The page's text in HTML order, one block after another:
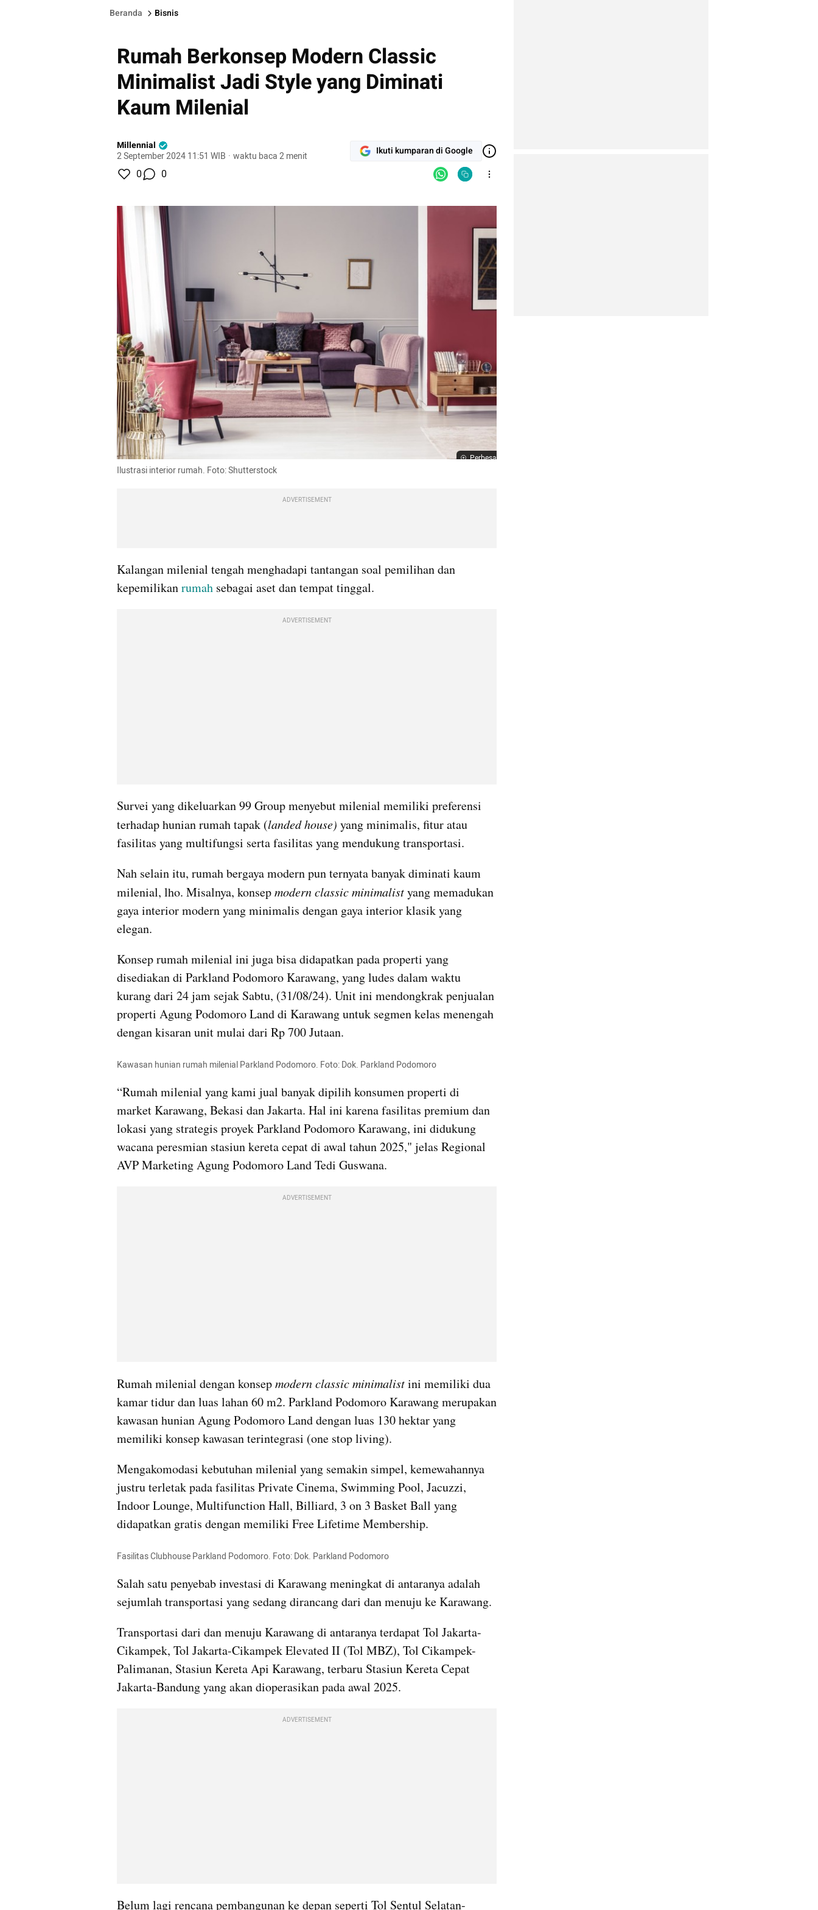
Beranda Bisnis
Rumah Berkonsep Modern Classic
Minimalist Jadi Style yang Diminati
Kaum Milenial
Millennial
2 September 2024 11:51 WIB · waktu baca 2 menit Ikuti kumparan di Google
0 0
Perbesar
Ilustrasi interior rumah. Foto: Shutterstock
ADVERTISEMENT
Kalangan milenial tengah menghadapi tantangan soal pemilihan dan
kepemilikan rumah sebagai aset dan tempat tinggal.
ADVERTISEMENT
Survei yang dikeluarkan 99 Group menyebut milenial memiliki preferensi
terhadap hunian rumah tapak (landed house) yang minimalis, fitur atau
fasilitas yang multifungsi serta fasilitas yang mendukung transportasi.
Nah selain itu, rumah bergaya modern pun ternyata banyak diminati kaum
milenial, lho. Misalnya, konsep modern classic minimalist yang memadukan
gaya interior modern yang minimalis dengan gaya interior klasik yang
elegan.
Konsep rumah milenial ini juga bisa didapatkan pada properti yang
disediakan di Parkland Podomoro Karawang, yang ludes dalam waktu
kurang dari 24 jam sejak Sabtu, (31/08/24). Unit ini mendongkrak penjualan
properti Agung Podomoro Land di Karawang untuk segmen kelas menengah
dengan kisaran unit mulai dari Rp 700 Jutaan.
Kawasan hunian rumah milenial Parkland Podomoro. Foto: Dok. Parkland Podomoro
“Rumah milenial yang kami jual banyak dipilih konsumen properti di
market Karawang, Bekasi dan Jakarta. Hal ini karena fasilitas premium dan
lokasi yang strategis proyek Parkland Podomoro Karawang, ini didukung
wacana peresmian stasiun kereta cepat di awal tahun 2025," jelas Regional
AVP Marketing Agung Podomoro Land Tedi Guswana.
ADVERTISEMENT
Rumah milenial dengan konsep modern classic minimalist ini memiliki dua
kamar tidur dan luas lahan 60 m2. Parkland Podomoro Karawang merupakan
kawasan hunian Agung Podomoro Land dengan luas 130 hektar yang
memiliki konsep kawasan terintegrasi (one stop living).
Mengakomodasi kebutuhan milenial yang semakin simpel, kemewahannya
justru terletak pada fasilitas Private Cinema, Swimming Pool, Jacuzzi,
Indoor Lounge, Multifunction Hall, Billiard, 3 on 3 Basket Ball yang
didapatkan gratis dengan memiliki Free Lifetime Membership.
Fasilitas Clubhouse Parkland Podomoro. Foto: Dok. Parkland Podomoro
Salah satu penyebab investasi di Karawang meningkat di antaranya adalah
sejumlah transportasi yang sedang dirancang dari dan menuju ke Karawang.
Transportasi dari dan menuju Karawang di antaranya terdapat Tol Jakarta-
Cikampek, Tol Jakarta-Cikampek Elevated II (Tol MBZ), Tol Cikampek-
Palimanan, Stasiun Kereta Api Karawang, terbaru Stasiun Kereta Cepat
Jakarta-Bandung yang akan dioperasikan pada awal 2025.
ADVERTISEMENT
Belum lagi rencana pembangunan ke depan seperti Tol Sentul Selatan-